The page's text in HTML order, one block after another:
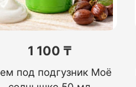
1 100 ₸
под подгузник Моё